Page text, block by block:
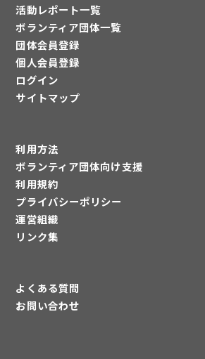
活動レポート一覧
ボランティア団体一覧
団体会員登録
個人会員登録
ログイン
サイトマップ
利用方法
ボランティア団体向け支援
利用規約
プライバシーポリシー
運営組織
リンク集
よくある質問
お問い合わせ